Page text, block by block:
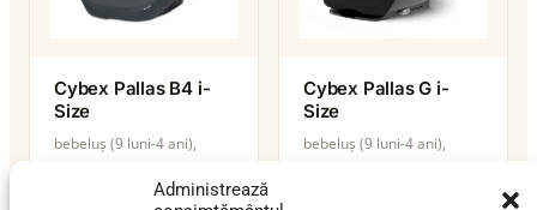
Administrează
Cybex Pallas B4 i-
Size
bebeluș (9 luni-4 ani),
Cybex Pallas G i-
Size
bebeluș (9 luni-4 ani),